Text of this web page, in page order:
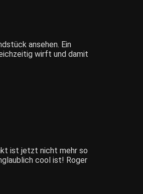
ansehen. Ein
wirft und damit
ist jetzt nicht mehr so
cool ist! Roger